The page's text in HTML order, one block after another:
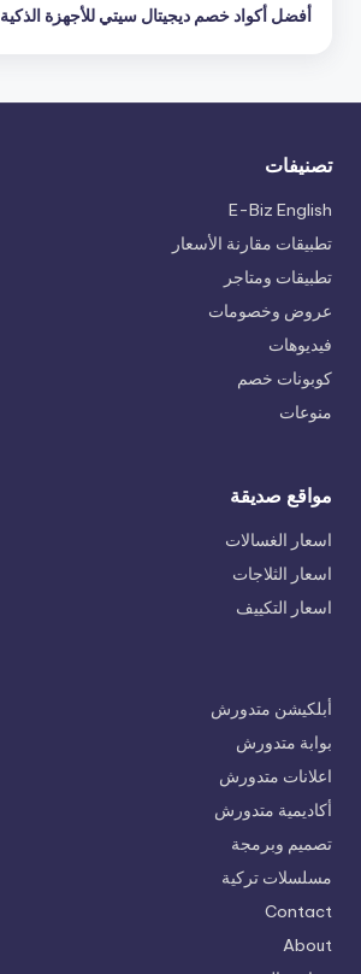
أفضل أكواد خصم ديجيتال سيتي للأجهزة الذكية
تصنيفات
E-Biz English
تطبيقات مقارنة الأسعار
تطبيقات ومتاجر
عروض وخصومات
فيديوهات
كوبونات خصم
منوعات
مواقع صديقة
اسعار الغسالات
اسعار الثلاجات
اسعار التكييف
أبلكيشن متدورش
بوابة متدورش
اعلانات متدورش
أكاديمية متدورش
تصميم وبرمجة
مسلسلات تركية
Contact
About